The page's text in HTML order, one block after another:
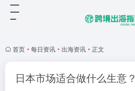
首页 • 每日资讯 • 出海资讯 • 正文
日本市场适合做什么生意？